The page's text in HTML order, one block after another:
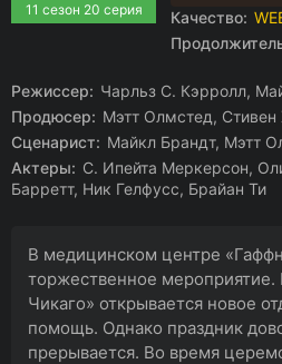
11 сезон 20 серия Качество:
Режиссер: Чарльз С. Кэрролл,
Продюсер: Мэтт Олмстед, Стивен
Сценарист: Майкл Брандт, Мэтт
Актеры: С. Ипейта Меркерсон,
Барретт, Ник Гелфусс, Брайан Ти
В медицинском центре
торжественное
Чикаго» открывается новое
помощь. Однако праздник
прерывается. Во время